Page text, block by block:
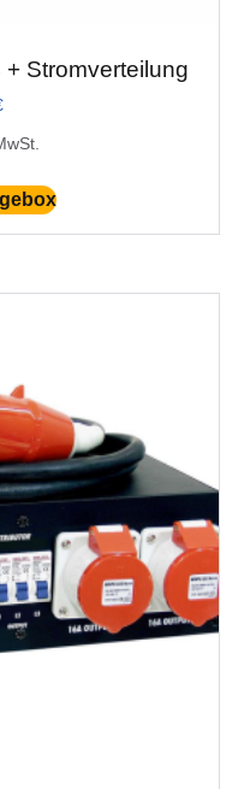
Stromverteilung